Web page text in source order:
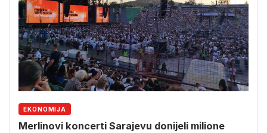
EKONOMIJA
Merlinovi koncerti Sarajevu donijeli milione